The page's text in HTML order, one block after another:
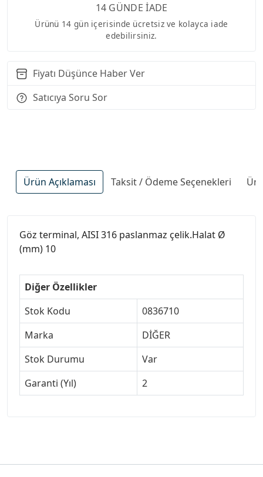
14 GÜNDE İADE
Ürünü 14 gün içerisinde ücretsiz ve kolayca iade
edebilirsiniz.
Fiyatı Düşünce Haber Ver
Satıcıya Soru Sor
Ürün Açıklaması Taksit / Ödeme Seçenekleri
Göz terminal, AISI 316 paslanmaz çelik.Halat Ø
(mm) 10
Diğer Özellikler
Stok Kodu
0836710
Marka
DİĞER
Stok Durumu
Var
Garanti (Yıl)
2